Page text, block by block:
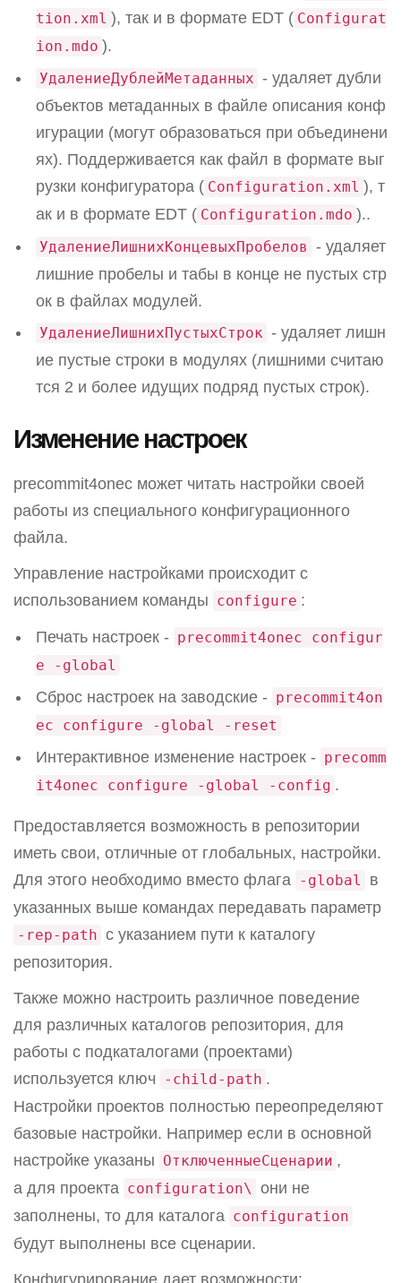
tion.xml ), так и в формате EDT ( Configurat
ion.mdo ).
УдалениеДублейМетаданных - удаляет дубли
объектов метаданных в файле описания конф
игурации (могут образоваться при объединени
ях). Поддерживается как файл в формате выг
рузки конфигуратора ( Configuration.xml ), т
ак и в формате EDT ( Configuration.mdo )..
УдалениеЛишнихКонцевыхПробелов - удаляет
лишние пробелы и табы в конце не пустых стр
ок в файлах модулей.
УдалениеЛишнихПустыхСтрок - удаляет лишн
ие пустые строки в модулях (лишними считаю
тся 2 и более идущих подряд пустых строк).
Изменение настроек
precommit4onec может читать настройки своей
работы из специального конфигурационного
файла.
Управление настройками происходит с
использованием команды configure :
Печать настроек - precommit4onec configur
e -global
Сброс настроек на заводские - precommit4on
ec configure -global -reset
Интерактивное изменение настроек - precomm
it4onec configure -global -config .
Предоставляется возможность в репозитории
иметь свои, отличные от глобальных, настройки.
Для этого необходимо вместо флага -global
в
указанных выше командах передавать параметр
-rep-path с указанием пути к каталогу
репозитория.
Также можно настроить различное поведение
для различных каталогов репозитория, для
работы с подкаталогами (проектами)
используется ключ
-child-path .
Настройки проектов полностью переопределяют
базовые настройки. Например если в основной
настройке указаны ОтключенныеСценарии ,
а для проекта configuration\ они не
заполнены, то для каталога configuration
будут выполнены все сценарии.
Конфигурирование дает возможности: